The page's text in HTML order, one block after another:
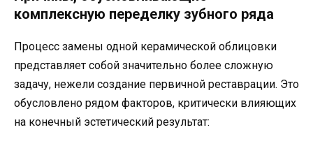
комплексную переделку зубного ряда
Процесс замены одной керамической облицовки
представляет собой значительно более сложную
задачу, нежели создание первичной реставрации. Это
обусловлено рядом факторов, критически влияющих
на конечный эстетический результат: